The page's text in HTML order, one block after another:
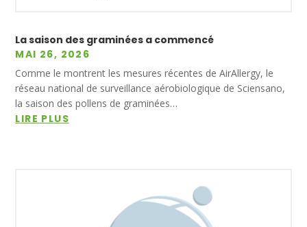
La saison des graminées a commencé
MAI 26, 2026
Comme le montrent les mesures récentes de AirAllergy, le
réseau national de surveillance aérobiologique de Sciensano,
la saison des pollens de graminées…
LIRE PLUS